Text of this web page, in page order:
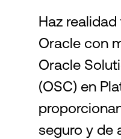
Language
Login
Haz
Oracle con
Oracle
(OSC) en
seguro y de